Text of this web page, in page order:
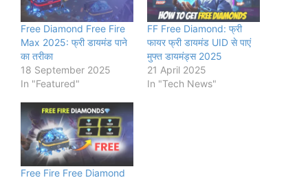
Free Diamond Free Fire
Max 2025: फ्री डायमंड पाने
का तरीका
18 September 2025
In "Featured"
FF Free Diamond: फ्री
फायर फ्री डायमंड UID से पाएं
मुफ्त डायमंड्स 2025
21 April 2025
In "Tech News"
Free Fire Free Diamond